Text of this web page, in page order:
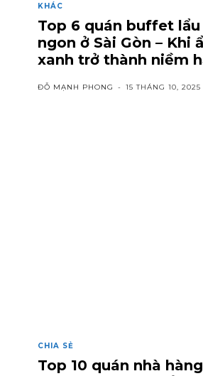
KHÁC
Top 6 quán buffet lẩu
ngon ở Sài Gòn – Khi
xanh trở thành niềm
ĐỖ MẠNH PHONG - 15 THÁNG 10, 2025
CHIA SẺ
Top 10 quán nhà